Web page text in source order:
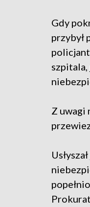
Gdy
przybył
szpitala,
Z uwagi